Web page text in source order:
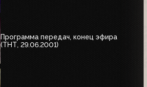
Программа передач, конец эфира
(ТНТ, 29.06.2001)